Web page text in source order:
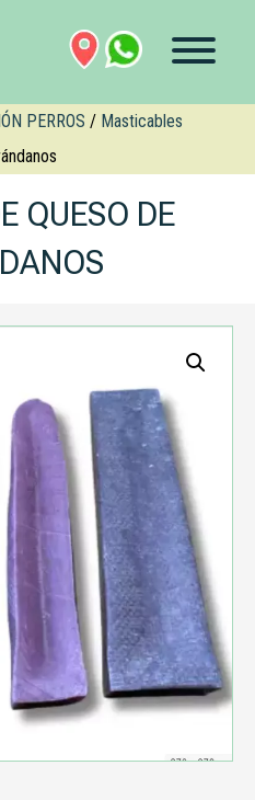
PERROS / Masticables
QUESO DE